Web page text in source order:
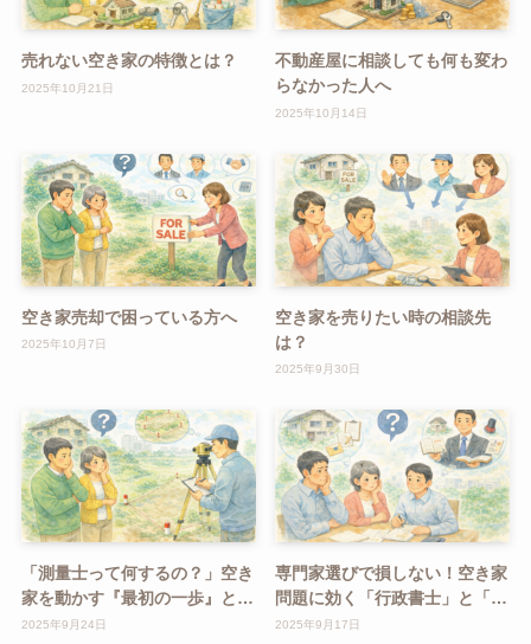
売れない空き家の特徴とは？
2025年10月21日
不動産屋に相談しても何も変わ
らなかった人へ
2025年10月14日
空き家売却で困っている方へ
2025年10月7日
空き家を売りたい時の相談先
は？
2025年9月30日
「測量士って何するの？」空き
家を動かす『最初の一歩』と
は？
2025年9月24日
専門家選びで損しない！空き家
問題に効く「行政書士」と「司
法書士」の違いとは？
2025年9月17日